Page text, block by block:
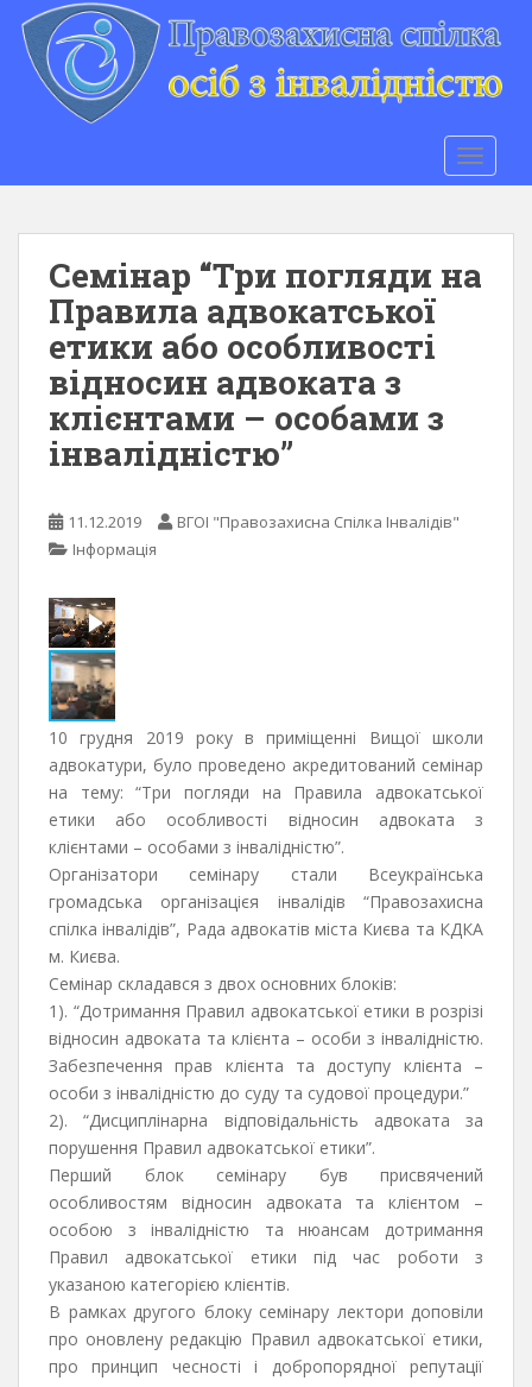
Семінар “Три погляди на
Правила адвокатської
етики або особливості
відносин адвоката з
клієнтами – особами з
інвалідністю”
11.12.2019
ВГОІ "Правозахисна Спілка Інвалідів"
Інформація
10 грудня 2019 року в приміщенні Вищої школи
адвокатури, було проведено акредитований семінар
на тему: “Три погляди на Правила адвокатської
етики або особливості відносин адвоката з
клієнтами – особами з інвалідністю”.
Організатори семінару стали Всеукраїнська
громадська організацієя інвалідів “Правозахисна
спілка інвалідів”, Рада адвокатів міста Києва та КДКА
м. Києва.
Семінар складався з двох основних блоків:
1). “Дотримання Правил адвокатської етики в розрізі
відносин адвоката та клієнта – особи з інвалідністю.
Забезпечення прав клієнта та доступу клієнта –
особи з інвалідністю до суду та судової процедури.”
2). “Дисциплінарна відповідальність адвоката за
порушення Правил адвокатської етики”.
Перший блок семінару був присвячений
особливостям відносин адвоката та клієнтом –
особою з інвалідністю та нюансам дотримання
Правил адвокатської етики під час роботи з
указаною категорією клієнтів.
В рамках другого блоку семінару лектори доповіли
про оновлену редакцію Правил адвокатської етики,
про принцип чесності і добропорядної репутації